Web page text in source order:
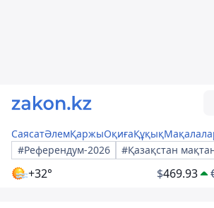
СаясатӘлемҚаржыОқиғаҚұқық
#Референдум-2026
#Қазақстан
+32° $469.93